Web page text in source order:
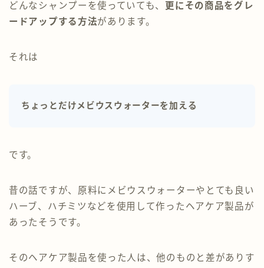
どんなシャンプーを使っていても、 更にその商品をグレ
ードアップする方法があります。
それは
ちょっとだけメビウスウォーターを加える
です。
昔の話ですが、原料にメビウスウォーターやとても良い
ハーブ、ハチミツなどを使用して作ったヘアケア製品が
あったそうです。
そのヘアケア製品を使った人は、他のものと差がありす